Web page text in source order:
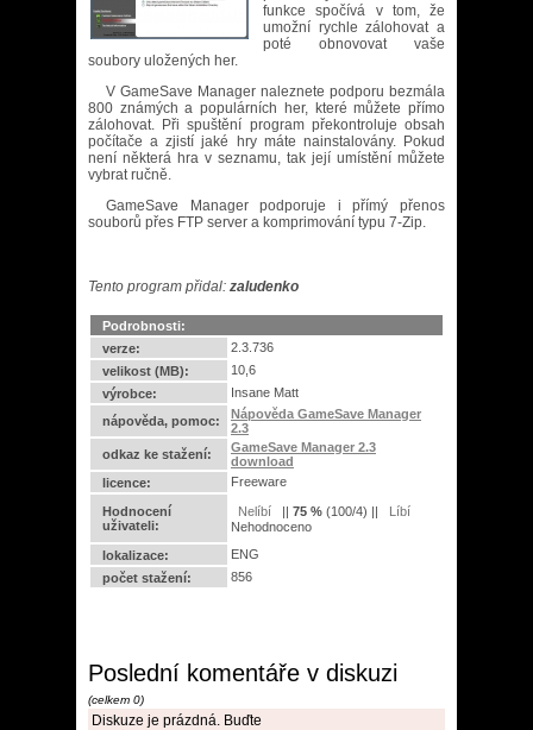
funkce spočívá v tom, že
umožní rychle zálohovat a
poté obnovovat vaše
soubory uložených her.
V GameSave Manager naleznete podporu bezmála
800 známých a populárních her, které můžete přímo
zálohovat. Při spuštění program překontroluje obsah
počítače a zjistí jaké hry máte nainstalovány. Pokud
není některá hra v seznamu, tak její umístění můžete
vybrat ručně.
GameSave Manager podporuje i přímý přenos
souborů přes FTP server a komprimování typu 7-Zip.
Tento program přidal: zaludenko
Podrobnosti:
verze:
2.3.736
velikost (MB):
10,6
výrobce:
Insane Matt
nápověda, pomoc:
Nápověda GameSave Manager
2.3
odkaz ke stažení:
GameSave Manager 2.3
download
licence:
Freeware
Hodnocení
uživateli:
|| 75 % (100/4) ||
Nehodnoceno
lokalizace:
ENG
počet stažení:
856
Poslední komentáře v diskuzi
(celkem 0)
Diskuze je prázdná. Buďte